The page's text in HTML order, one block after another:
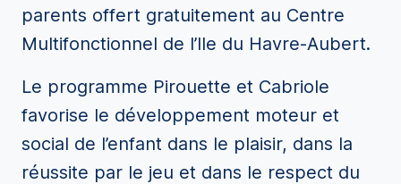
parents offert gratuitement au Centre
Multifonctionnel de l’Ile du Havre-Aubert.
Le programme Pirouette et Cabriole
favorise le développement moteur et
social de l’enfant dans le plaisir, dans la
réussite par le jeu et dans le respect du